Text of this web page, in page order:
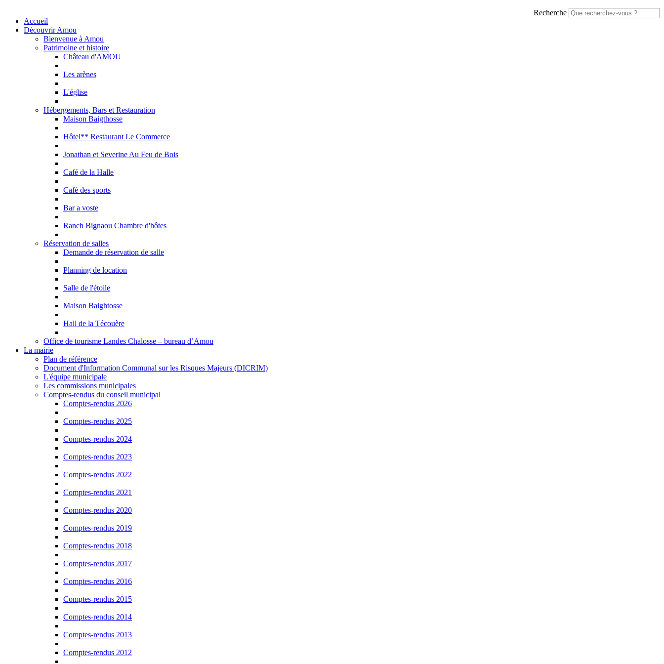
Recherche
Accueil
Découvrir Amou
Bienvenue à Amou
Patrimoine et histoire
Château d'AMOU
Les arènes
L'église
Hébergements, Bars et Restauration
Maison Baigthosse
Hôtel** Restaurant Le Commerce
Jonathan et Severine Au Feu de Bois
Café de la Halle
Café des sports
Bar a voste
Ranch Bignaou Chambre d'hôtes
Réservation de salles
Demande de réservation de salle
Planning de location
Salle de l'étoile
Maison Baightosse
Hall de la Técouère
Office de tourisme Landes Chalosse – bureau d’Amou
La mairie
Plan de référence
Document d'Information Communal sur les Risques Majeurs (DICRIM)
L'équipe municipale
Les commissions municipales
Comptes-rendus du conseil municipal
Comptes-rendus 2026
Comptes-rendus 2025
Comptes-rendus 2024
Comptes-rendus 2023
Comptes-rendus 2022
Comptes-rendus 2021
Comptes-rendus 2020
Comptes-rendus 2019
Comptes-rendus 2018
Comptes-rendus 2017
Comptes-rendus 2016
Comptes-rendus 2015
Comptes-rendus 2014
Comptes-rendus 2013
Comptes-rendus 2012